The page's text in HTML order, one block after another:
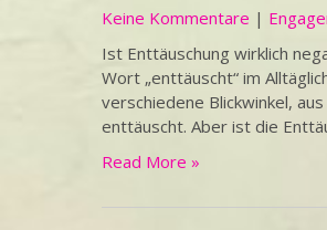
Keine Kommentare |
Ist Enttäuschung wirklich
Wort „enttäuscht“ im
verschiedene Blickwinkel,
enttäuscht. Aber ist die
Read More »